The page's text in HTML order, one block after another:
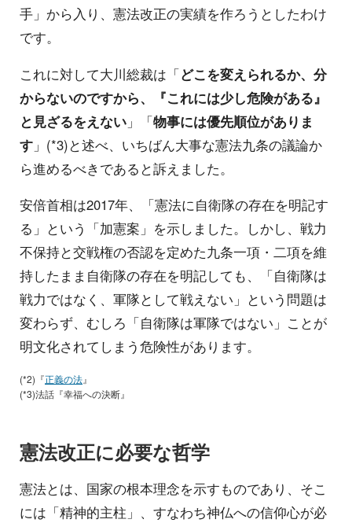
手」から入り、憲法改正の実績を作ろうとしたわけ
です。
これに対して大川総裁は「どこを変えられるか、分
からないのですから、『これには少し危険がある』
と見ざるをえない 」「物事には優先順位がありま
す 」(*3)と述べ、いちばん大事な憲法九条の議論か
ら進めるべきであると訴えました。
安倍首相は2017年、「憲法に自衛隊の存在を明記す
る」という「加憲案」を示しました。しかし、戦力
不保持と交戦権の否認を定めた九条一項・二項を維
持したまま自衛隊の存在を明記しても、「自衛隊は
戦力ではなく、軍隊として戦えない」という問題は
変わらず、むしろ「自衛隊は軍隊ではない」ことが
明文化されてしまう危険性があります。
(*2)『正義の法』
(*3)法話『幸福への決断』
憲法改正に必要な哲学
憲法とは、国家の根本理念を示すものであり、そこ
には「精神的主柱」、すなわち神仏への信仰心が必